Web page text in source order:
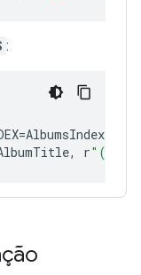
:
=AlbumsIndex
, r